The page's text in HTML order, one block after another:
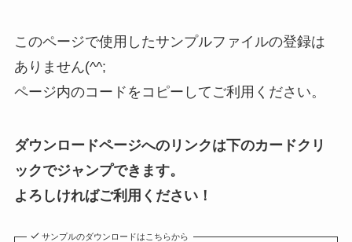
このページで使用したサンプルファイルの登録は
ありません(^^;
ページ内のコードをコピーしてご利用ください。
ダウンロードページへのリンクは下のカードクリ
ックでジャンプできます。
よろしければご利用ください！
サンプルのダウンロードはこちらから